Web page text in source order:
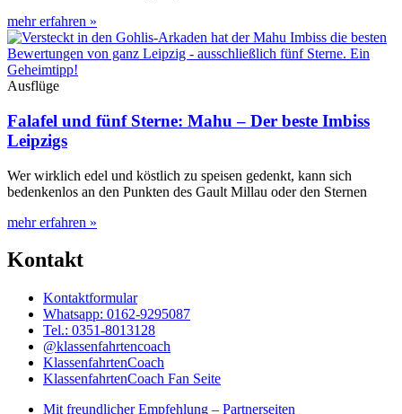
mehr erfahren »
Ausflüge
Falafel und fünf Sterne: Mahu – Der beste Imbiss
Leipzigs
Wer wirklich edel und köstlich zu speisen gedenkt, kann sich
bedenkenlos an den Punkten des Gault Millau oder den Sternen
mehr erfahren »
Kontakt
Kontaktformular
Whatsapp: 0162-9295087
Tel.: 0351-8013128
@klassenfahrtencoach
KlassenfahrtenCoach
KlassenfahrtenCoach Fan Seite
Mit freundlicher Empfehlung – Partnerseiten